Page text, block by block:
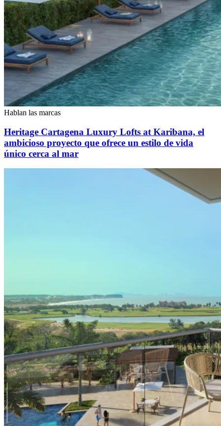
Hablan las marcas
Heritage Cartagena Luxury Lofts at Karibana, el
ambicioso proyecto que ofrece un estilo de vida
único cerca al mar